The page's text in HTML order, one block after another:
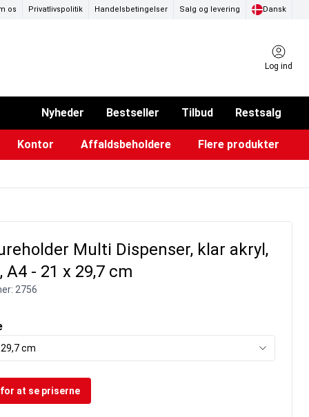
os Privatlivspolitik Handelsbetingelser Salg og levering Dansk
Log ind
Nyheder Bestseller Tilbud Restsalg
Kontor Affaldsbeholdere Flere produkter
Multi Dispenser, klar akryl,
A4 - 21 x 29,7 cm
2756
cm
at se priserne